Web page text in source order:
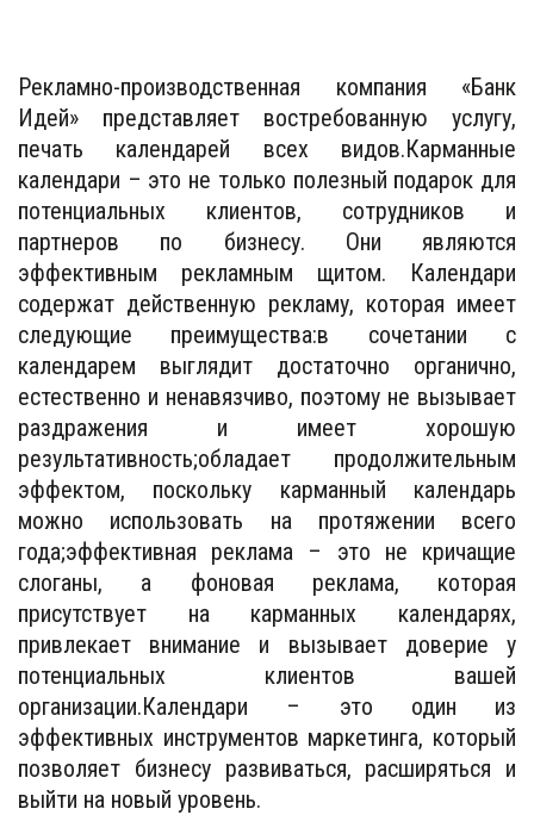
Рекламно-производственная компания «Банк
Идей» представляет востребованную услугу,
печать календарей всех видов.Карманные
календари – это не только полезный подарок для
потенциальных клиентов, сотрудников и
партнеров по бизнесу. Они являются
эффективным рекламным щитом. Календари
содержат действенную рекламу, которая имеет
следующие преимущества:в сочетании с
календарем выглядит достаточно органично,
естественно и ненавязчиво, поэтому не вызывает
раздражения и имеет хорошую
результативность;обладает продолжительным
эффектом, поскольку карманный календарь
можно использовать на протяжении всего
года;эффективная реклама – это не кричащие
слоганы, а фоновая реклама, которая
присутствует на карманных календарях,
привлекает внимание и вызывает доверие у
потенциальных клиентов вашей
организации.Календари – это один из
эффективных инструментов маркетинга, который
позволяет бизнесу развиваться, расширяться и
выйти на новый уровень.